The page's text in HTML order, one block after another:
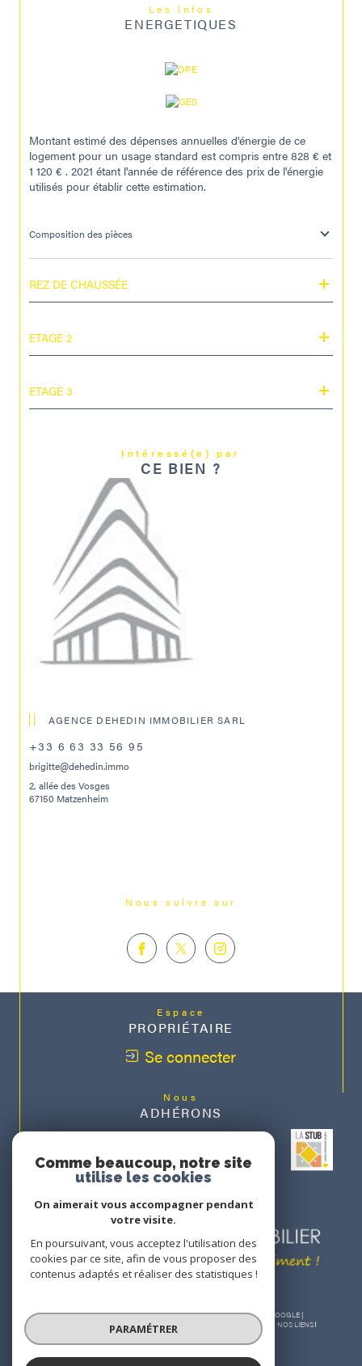
Les infos
ENERGETIQUES
Montant estimé des dépenses annuelles d'énergie de ce
logement pour un usage standard est compris entre 828 € et
1 120 € . 2021 étant l'année de référence des prix de l'énergie
utilisés pour établir cette estimation.
Composition des pièces
REZ DE CHAUSSÉE
ETAGE 2
ETAGE 3
Intéressé(e) par
CE BIEN ?
AGENCE DEHEDIN IMMOBILIER SARL
+33 6 63 33 56 95
brigitte@dehedin.immo
2, allée des Vosges
67150 Matzenheim
Nous suivre sur
Espace
PROPRIÉTAIRE
Se connecter
Nous
ADHÉRONS
© 2026 | TOUS DROITS RÉSERVÉS | TRADUCTION POWERED BY GOOGLE |
NOS HONORAIRES
PLAN DU SITE MENTIONS LÉGALES ADMIN
NOS LIENS
POLITIQUE RGPD
Comme beaucoup, notre site
utilise les cookies
On aimerait vous accompagner pendant
votre visite.
En poursuivant, vous acceptez l'utilisation des
cookies par ce site, afin de vous proposer des
contenus adaptés et réaliser des statistiques !
PARAMÉTRER